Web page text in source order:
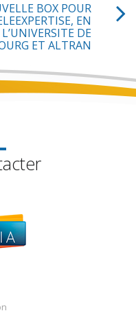
BOX POUR
EN
DE
ET ALTRAN